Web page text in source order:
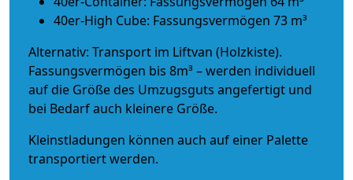
40er-High Cube: Fassungsvermögen 73 m³
Alternativ: Transport im Liftvan (Holzkiste).
Fassungsvermögen bis 8m³ – werden individuell
auf die Größe des Umzugsguts angefertigt und
bei Bedarf auch kleinere Größe.
Kleinstladungen können auch auf einer Palette
transportiert werden.